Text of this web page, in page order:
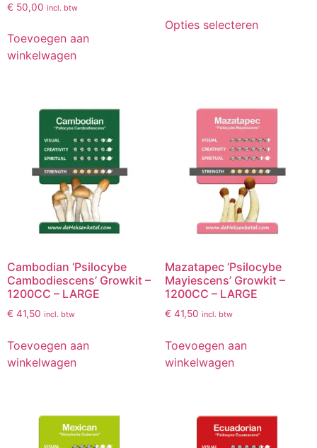
€ 50,00 incl. btw
Toevoegen aan
winkelwagen
Opties selecteren
Cambodian ‘Psilocybe
Cambodiescens’ Growkit –
1200CC – LARGE
€ 41,50 incl. btw
Toevoegen aan
winkelwagen
Mazatapec ‘Psilocybe
Mayiescens’ Growkit –
1200CC – LARGE
€ 41,50 incl. btw
Toevoegen aan
winkelwagen